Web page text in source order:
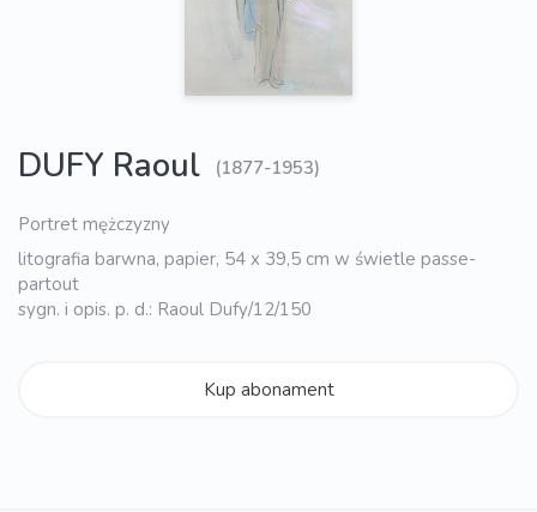
DUFY Raoul (1877-1953)
Portret mężczyzny
litografia barwna, papier, 54 x 39,5 cm w świetle passe-
partout
sygn. i opis. p. d.: Raoul Dufy/12/150
Kup abonament